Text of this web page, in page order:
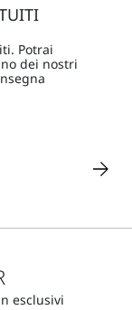
Potrai
dei nostri
esclusivi